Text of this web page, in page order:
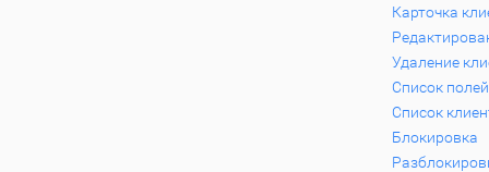
Карточка
Удаление
Список
Список
Блокировка